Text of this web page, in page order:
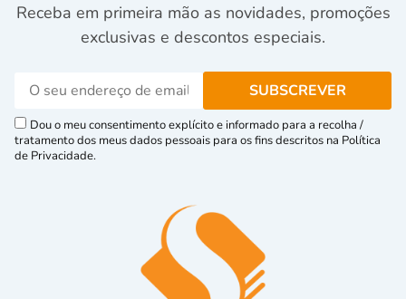
Receba em primeira mão as novidades, promoções
exclusivas e descontos especiais.
Dou o meu consentimento explícito e informado para a recolha /
tratamento dos meus dados pessoais para os fins descritos na Política
de Privacidade.